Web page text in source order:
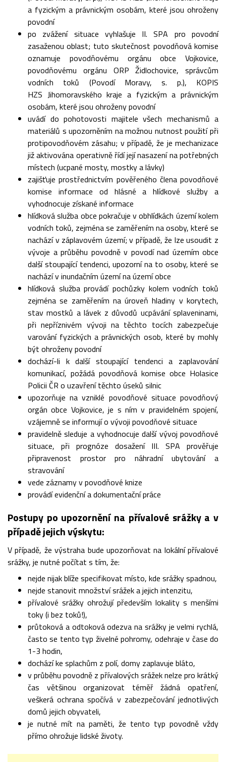
a fyzickým a právnickým osobám, které jsou ohroženy
povodní
po zvážení situace vyhlašuje II. SPA pro povodní
zasaženou oblast; tuto skutečnost povodňová komise
oznamuje povodňovému orgánu obce Vojkovice,
povodňovému orgánu ORP Židlochovice, správcům
vodních toků (Povodí Moravy, s. p.), KOPIS
HZS Jihomoravského kraje a fyzickým a právnickým
osobám, které jsou ohroženy povodní
uvádí do pohotovosti majitele všech mechanismů a
materiálů s upozorněním na možnou nutnost použití při
protipovodňovém zásahu; v případě, že je mechanizace
již aktivována operativně řídí její nasazení na potřebných
místech (ucpané mosty, mostky a lávky)
zajišťuje prostřednictvím pověřeného člena povodňové
komise informace od hlásné a hlídkové služby a
vyhodnocuje získané informace
hlídková služba obce pokračuje v obhlídkách území kolem
vodních toků, zejména se zaměřením na osoby, které se
nachází v záplavovém území; v případě, že lze usoudit z
vývoje a průběhu povodně v povodí nad územím obce
další stoupající tendenci, upozorní na to osoby, které se
nachází v inundačním území na území obce
hlídková služba provádí pochůzky kolem vodních toků
zejména se zaměřením na úroveň hladiny v korytech,
stav mostků a lávek z důvodů ucpávání splaveninami,
při nepříznivém vývoji na těchto tocích zabezpečuje
varování fyzických a právnických osob, které by mohly
být ohroženy povodní
dochází-li k další stoupající tendenci a zaplavování
komunikací, požádá povodňová komise obce Holasice
Policii ČR o uzavření těchto úseků silnic
upozorňuje na vzniklé povodňové situace povodňový
orgán obce Vojkovice, je s ním v pravidelném spojení,
vzájemně se informují o vývoji povodňové situace
pravidelně sleduje a vyhodnocuje další vývoj povodňové
situace, při prognóze dosažení III. SPA prověřuje
připravenost prostor pro náhradní ubytování a
stravování
vede záznamy v povodňové knize
provádí evidenční a dokumentační práce
Postupy po upozornění na přívalové srážky a v
případě jejich výskytu:
V případě, že výstraha bude upozorňovat na lokální přívalové
srážky, je nutné počítat s tím, že:
nejde nijak blíže specifikovat místo, kde srážky spadnou,
nejde stanovit množství srážek a jejich intenzitu,
přívalové srážky ohrožují především lokality s menšími
toky (i bez toků!),
průtoková a odtoková odezva na srážky je velmi rychlá,
často se tento typ živelné pohromy, odehraje v čase do
1-3 hodin,
dochází ke splachům z polí, domy zaplavuje bláto,
v průběhu povodně z přívalových srážek nelze pro krátký
čas většinou organizovat téměř žádná opatření,
veškerá ochrana spočívá v zabezpečování jednotlivých
domů jejich obyvateli,
je nutné mít na paměti, že tento typ povodně vždy
přímo ohrožuje lidské životy.